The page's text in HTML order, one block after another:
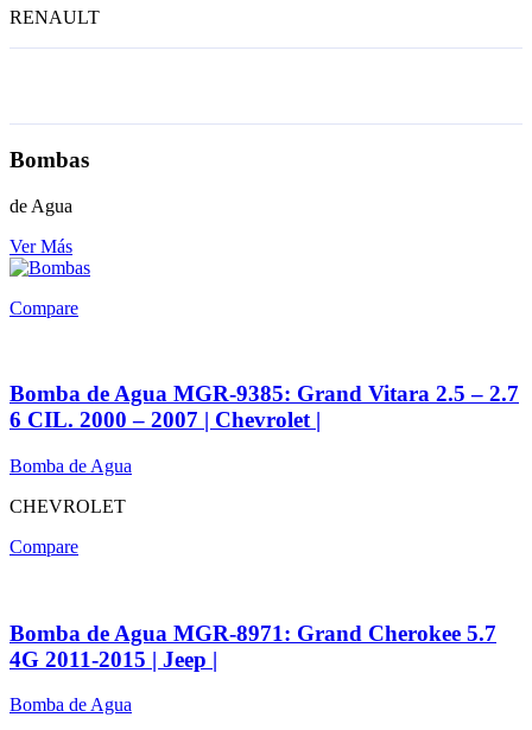
RENAULT
Bombas
de Agua
Ver Más
Compare
Bomba de Agua MGR-9385: Grand Vitara 2.5 – 2.7
6 CIL. 2000 – 2007 | Chevrolet |
Bomba de Agua
CHEVROLET
Compare
Bomba de Agua MGR-8971: Grand Cherokee 5.7
4G 2011-2015 | Jeep |
Bomba de Agua